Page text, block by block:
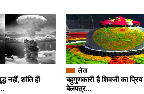
नहीं, शांति ही
लेख
बहुगुणकारी है शिवजी का प्रिय
बेलपत्र...